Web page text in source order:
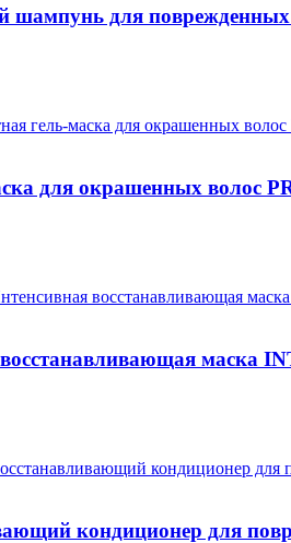
для
для окрашенных волос
маска
кондиционер для